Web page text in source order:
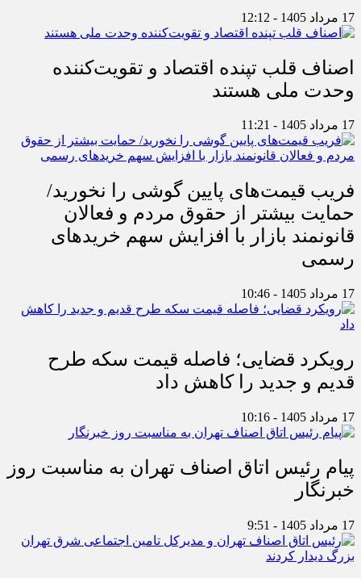
17 مرداد 1405 - 12:12
اصناف قلب تپنده اقتصاد و تقویت‌کننده
وحدت ملی هستند
17 مرداد 1405 - 11:21
فریب قیمت‌های پایین گوشی را نخورید/
حمایت بیشتر از حقوق مردم و فعالان
قانونمند بازار با افزایش سهم خریدهای
رسمی
17 مرداد 1405 - 10:46
رویکرد قضایی؛ فاصله قیمت سکه طرح
قدیم و جدید را کاهش داد
17 مرداد 1405 - 10:16
پیام رئیس اتاق اصناف تهران به مناسبت روز
خبرنگار
17 مرداد 1405 - 9:51